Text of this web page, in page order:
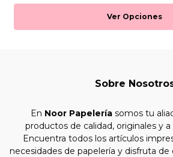
Ver Opciones
Sobre
En Noor Papeleríasomos tu
productos de calidad, originales y
Encuentra todos los artículos
necesidades de papelería y disfruta de